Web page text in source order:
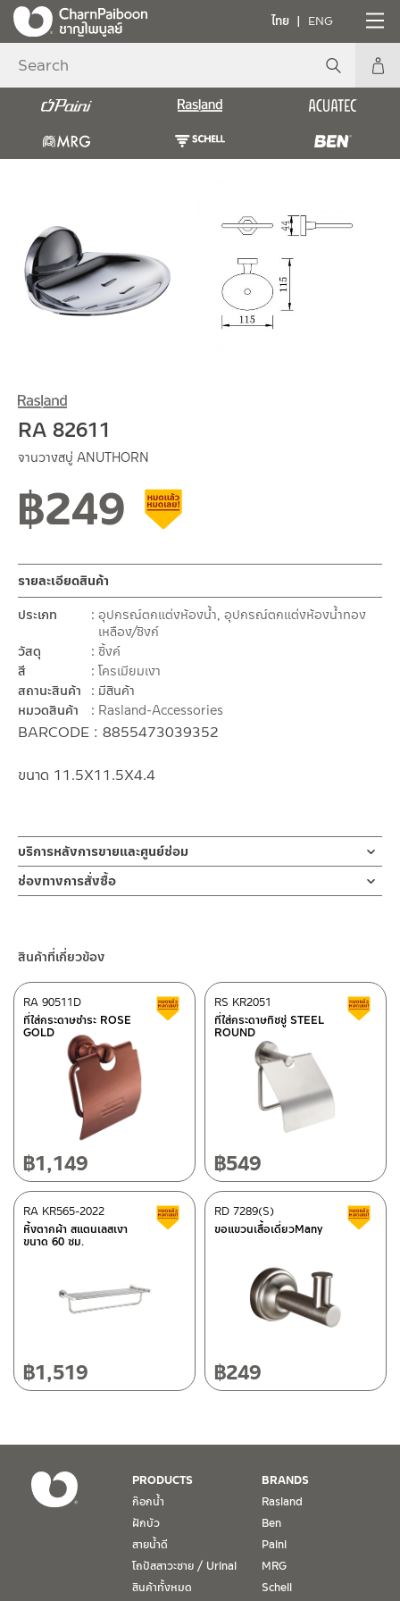
ไทย ENG
RA 82611
จานวางสบู่ ANUTHORN
฿249
รายละเอียดสินค้า
ประเภท
อุปกรณ์ตกแต่งห้องน้ำ, อุปกรณ์ตกแต่งห้องน้ำทอง
เหลือง/ซิงก์
วัสดุ
ซิ้งค์
สี
โครเมียมเงา
สถานะสินค้า
มีสินค้า
หมวดสินค้า
Rasland-Accessories
BARCODE : 8855473039352
ขนาด 11.5X11.5X4.4
บริการหลังการขายและศูนย์ซ่อม
ช่องทางออนไลน์
– Email: contact@charnpaiboon.com
ศูนย์บริการและอะไหล่ กรุงเทพฯ
662/61-62 ถนน พระราม3 แขวงบางโพงพาง เขตยานนาวา กรุงเทพฯ
โทร: 02-358-0080 / 080-075-8668 / 091-545-0556
ศูนย์บริการและอะไหล่ เชียงใหม่
118/33 โครงการอรสิริน ม.8 ต.สันปูเลย อ.ดอยสะเก็ด เชียงใหม่
โทร: 080-075-2626
วันจันทร์ – วันศุกร์ เวลา 8:30-17:30 น.
วันเสาร์ เวลา 8:30-15:00 น.
1. การรับประกัน จะต้องมีหลักฐานการซื้อ หรือ ใบเสร็จ โดยทางบริษัทฯ
ขอตรวจสอบโดยนับวันซื้อขายเป็นสำคัญ ทางบริษัทฯ ไม่สามารถให้
เงื่อนไขการรับประกันสินค้าได้ หากไม่มีเอกสารดังกล่าว
2. การรับประกันสินค้า จะรับประกันฉพาะสินค้าที่อยู่ในสภาพการใช้งาน
ปกติ หากมีตำหนิ ชำรุด ร้าว ตกพื้น หรือสภาพภายนอกอยู่ในสภาพที่ใช้
ช่องทางการสั่งซื้อ
– Shopee
–Lazada
ติดต่อพนักงานขาย / Contact Sales Staff
โทร: 02-285-5795
@charnpaiboon.sales
ติดต่อ ชาญไพบูลย์ / Contact Us คลิกที่นี่
สินค้าที่เกี่ยวข้อง
ที่ใส่กระดาษชำระ ROSE
GOLD
RA 90511D สินค้าลดราคา เคลียร์สต็อก
฿1,149
ที่ใส่กระดาษทิชชู่ STEEL
ROUND
RS KR2051
฿549
หิ้งตากผ้า สแตนเลสเงา
ขนาด 60 ซม.
RA KR565-2022 สินค้าลดราคา เคลียร์สต็อก
฿1,519
ขอแขวนเสื้อเดี่ยวMany
RD 7289(S)
฿249
PRODUCTS
ก๊อกน้ำ
ฝักบัว
สายน้ำดี
โถปัสสาวะชาย / Urinal
สินค้าทั้งหมด
BRANDS
Rasland
Ben
Paini
MRG
Schell